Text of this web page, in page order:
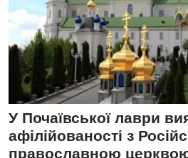
У Почаївської лаври
афілійованості з
православною